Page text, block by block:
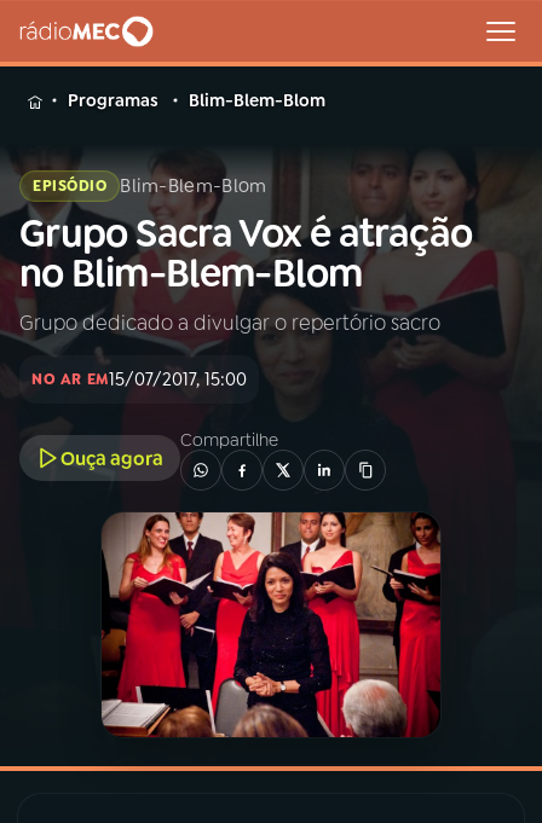
MENU
Buscar
na
Rádio
MEC
Buscar
01INÍCIO
A RÁDIO
PROGRAMAÇÃO
PROGRAMAS
Programas Blim-Blem-Blom
EPISÓDIO Blim-Blem-Blom
Grupo Sacra Vox é atração
no Blim-Blem-Blom
Grupo dedicado a divulgar o repertório sacro
NO AR EM15/07/2017, 15:00
Ouça agora
Compartilhe